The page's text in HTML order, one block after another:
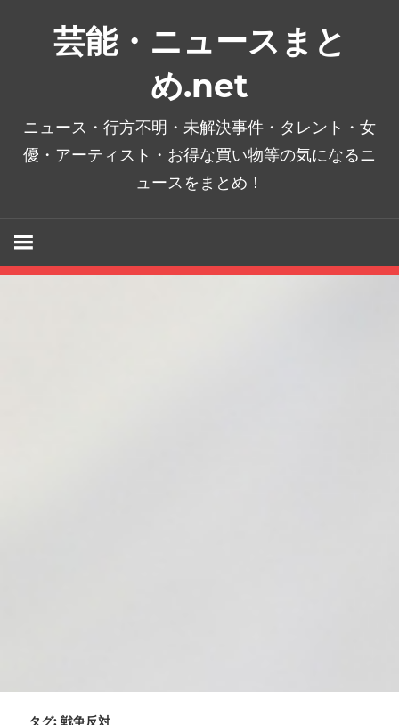
芸能・ニュースまと
め.net
ニュース・行方不明・未解決事件・タレント・女
優・アーティスト・お得な買い物等の気になるニ
ュースをまとめ！
タグ: 戦争反対